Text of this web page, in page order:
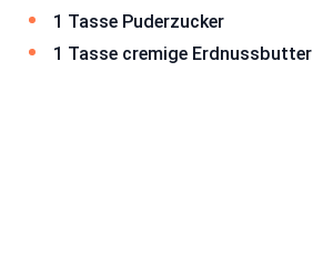
1 Tasse Puderzucker
1 Tasse cremige Erdnussbutter